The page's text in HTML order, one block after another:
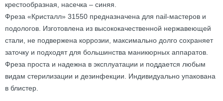
крестообразная, насечка – синяя.
Фреза «Кристалл» 31550 предназначена для nail-мастеров и
подологов. Изготовлена из высококачественной нержавеющей
стали, не подвержена коррозии, максимально долго сохраняет
заточку и подходят для большинства маникюрных аппаратов.
Фреза проста и надежна в эксплуатации и поддается любым
видам стерилизации и дезинфекции. Индивидуально упакована
в блистер.